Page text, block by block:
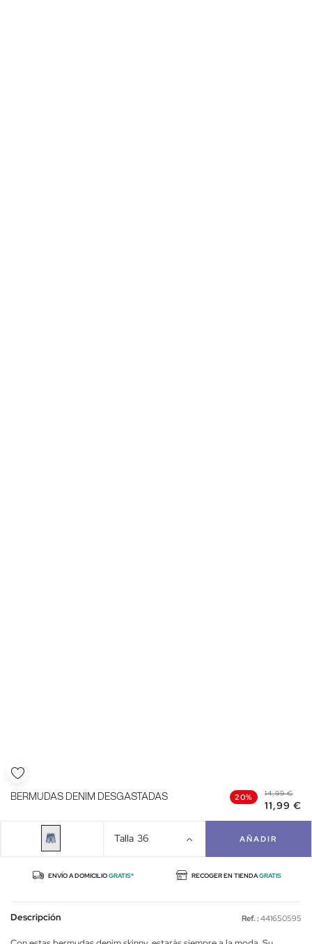
BERMUDAS DENIM DESGASTADAS 20% 14,99 €
11,99 €
Talla 36 AÑADIR
ENVÍO A DOMICILIOGRATIS* RECOGER EN TIENDAGRATIS
Descripción Ref. : 441650595